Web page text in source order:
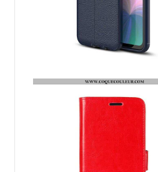
COQUE SAMSUNG GALAXY M21 EFFET CUIR LITCHI DOUBLE LINE